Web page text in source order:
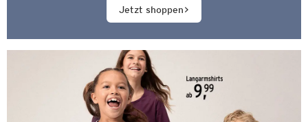
Jetzt shoppen